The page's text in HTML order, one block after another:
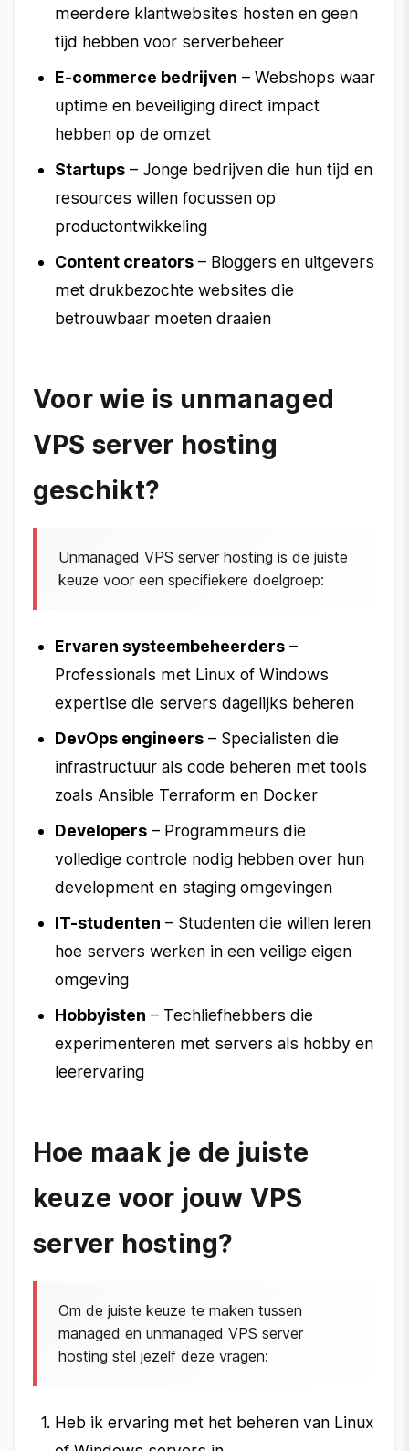
meerdere klantwebsites hosten en geen
tijd hebben voor serverbeheer
E-commerce bedrijven – Webshops waar
uptime en beveiliging direct impact
hebben op de omzet
Startups – Jonge bedrijven die hun tijd en
resources willen focussen op
productontwikkeling
Content creators – Bloggers en uitgevers
met drukbezochte websites die
betrouwbaar moeten draaien
Voor wie is unmanaged
VPS server hosting
geschikt?
Unmanaged VPS server hosting is de juiste
keuze voor een specifiekere doelgroep:
Ervaren systeembeheerders –
Professionals met Linux of Windows
expertise die servers dagelijks beheren
DevOps engineers – Specialisten die
infrastructuur als code beheren met tools
zoals Ansible Terraform en Docker
Developers – Programmeurs die
volledige controle nodig hebben over hun
development en staging omgevingen
IT-studenten – Studenten die willen leren
hoe servers werken in een veilige eigen
omgeving
Hobbyisten – Techliefhebbers die
experimenteren met servers als hobby en
leerervaring
Hoe maak je de juiste
keuze voor jouw VPS
server hosting?
Om de juiste keuze te maken tussen
managed en unmanaged VPS server
hosting stel jezelf deze vragen:
Heb ik ervaring met het beheren van Linux